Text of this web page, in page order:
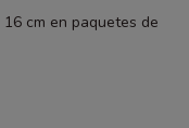
cm en paquetes de